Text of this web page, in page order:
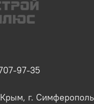
97-35
г.